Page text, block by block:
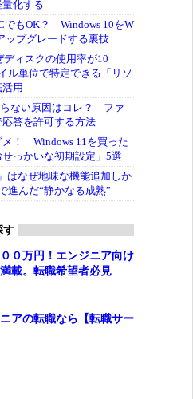
化する
でもOK？ Windows 10をW
ップグレードする裏技
ディスクの使用率が10
単位で特定できる「リソ
用
らない原因はコレ？ ファ
答を許可する方法
メ！ Windows 11を買った
っかいな初期設定」5選
はなぜ地味な機能追加しか
んだ“静かなる成熟”
す
０万円！エンジニア向け
載。転職希望者必見
アの転職なら【転職サー